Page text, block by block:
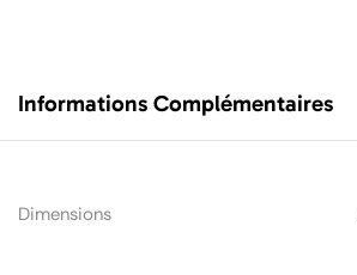
Informations Complémentaires
Dimensions